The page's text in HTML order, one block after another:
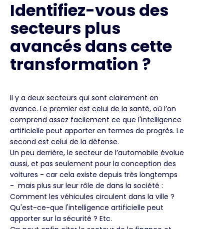
Identifiez-vous des
secteurs plus
avancés dans cette
transformation ?
Il y a deux secteurs qui sont clairement en
avance. Le premier est celui de la santé, où l’on
comprend assez facilement ce que l'intelligence
artificielle peut apporter en termes de progrès. Le
second est celui de la défense.
Un peu derrière, le secteur de l’automobile évolue
aussi, et pas seulement pour la conception des
voitures - car cela existe depuis très longtemps
- mais plus sur leur rôle de dans la société :
Comment les véhicules circulent dans la ville ?
Qu'est-ce-que l'intelligence artificielle peut
apporter sur la sécurité ? Etc.